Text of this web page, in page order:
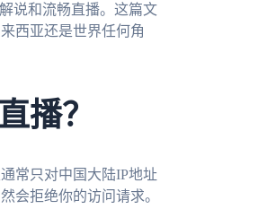
说和流畅直播。这篇文
西亚还是世界任何角
播？
常只对中国大陆IP地址
会拒绝你的访问请求。